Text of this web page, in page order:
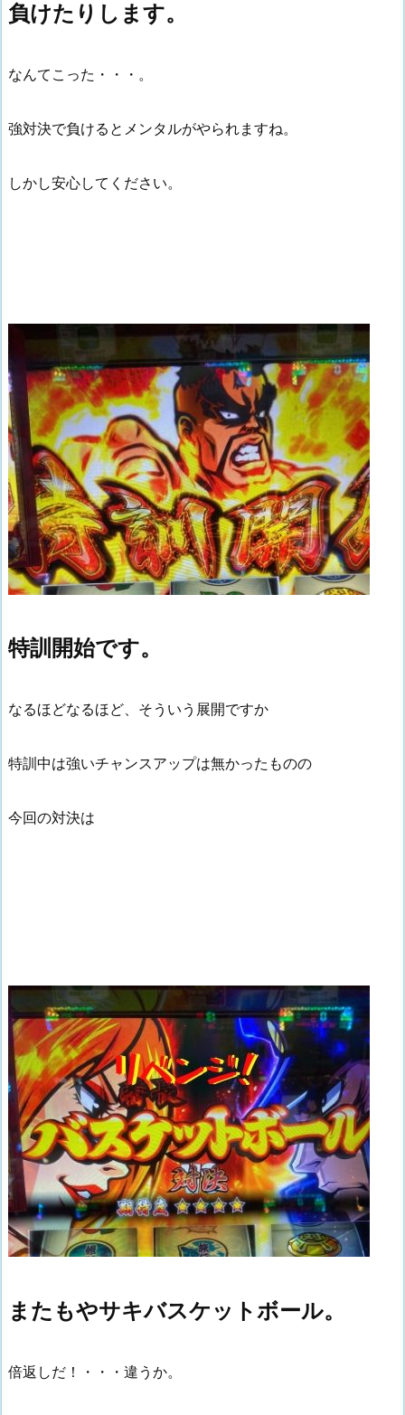
負けたりします。
なんてこった・・・。
強対決で負けるとメンタルがやられますね。
しかし安心してください。
特訓開始です。
なるほどなるほど、そういう展開ですか
特訓中は強いチャンスアップは無かったものの
今回の対決は
またもやサキバスケットボール。
倍返しだ！・・・違うか。